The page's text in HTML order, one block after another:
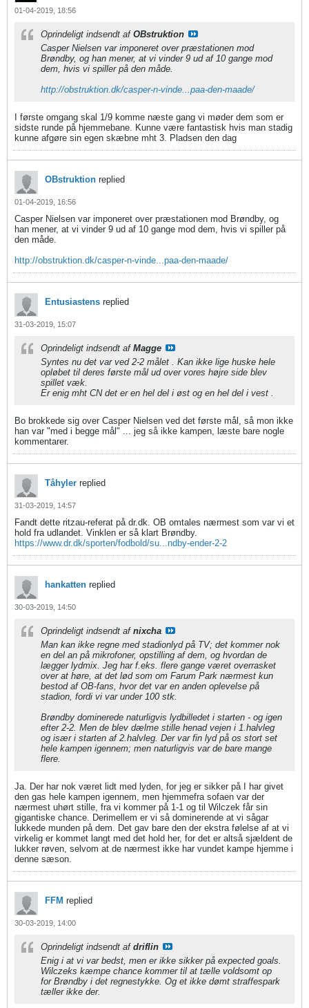
01-04-2019, 18:56
Oprindeligt indsendt af OBstruktion
Casper Nielsen var imponeret over præstationen mod
Brøndby, og han mener, at vi vinder 9 ud af 10 gange mod
dem, hvis vi spiller på den måde.
http://obstruktion.dk/casper-n-vinde...paa-den-maade/
I første omgang skal 1/9 komme næste gang vi møder dem som er
sidste runde på hjemmebane. Kunne være fantastisk hvis man stadig
kunne afgøre sin egen skæbne mht 3. Pladsen den dag
OBstruktion replied
01-04-2019, 16:56
Casper Nielsen var imponeret over præstationen mod Brøndby, og
han mener, at vi vinder 9 ud af 10 gange mod dem, hvis vi spiller på
den måde.
http://obstruktion.dk/casper-n-vinde...paa-den-maade/
Entusiastens replied
31-03-2019, 15:07
Oprindeligt indsendt af Magge
Syntes nu det var ved 2-2 målet . Kan ikke lige huske hele
opløbet til deres første mål ud over vores højre side blev
spillet væk.
Er enig mht CN det er en hel del i øst og en hel del i vest .
Bo brokkede sig over Casper Nielsen ved det første mål, så mon ikke
han var "med i begge mål" ... jeg så ikke kampen, læste bare nogle
kommentarer.
Tåhyler replied
31-03-2019, 14:57
Fandt dette ritzau-referat på dr.dk. OB omtales nærmest som var vi et
hold fra udlandet. Vinklen er så klart Brøndby.
https://www.dr.dk/sporten/fodbold/su...ndby-ender-2-2
hankatten replied
30-03-2019, 14:50
Oprindeligt indsendt af nixcha
Man kan ikke regne med stadionlyd på TV; det kommer nok
en del an på mikrofoner, opstilling af dem, og hvordan de
lægger lydmix. Jeg har f.eks. flere gange været overrasket
over at høre, at det lød som om Farum Park nærmest kun
bestod af OB-fans, hvor det var en anden oplevelse på
stadion, fordi vi var under 100 stk.
Brøndby dominerede naturligvis lydbilledet i starten - og igen
efter 2-2. Men de blev dælme stille henad vejen i 1.halvleg
og især i starten af 2.halvleg. Der var fin lyd på os stort set
hele kampen igennem; men naturligvis var de bare mange
flere.
Ja. Der har nok været lidt med lyden, for jeg er sikker på I har givet
den gas hele kampen igennem, men hjemmefra sofaen var der
nærmest uhørt stille, fra vi kommer på 1-1 og til Wilczek får sin
gigantiske chance. Derimellem er vi så dominerende at vi sågar
lukkede munden på dem. Det gav bare den der ekstra følelse af at vi
virkelig er kommet langt med det hold her, for det er altså sjældent de
lukker røven, selvom at de nærmest ikke har vundet kampe hjemme i
denne sæson.
FFM replied
30-03-2019, 14:00
Oprindeligt indsendt af driflin
Enig i at vi var bedst, men er ikke sikker på expected goals.
Wilczeks kæmpe chance kommer til at tælle voldsomt op
for Brøndby i det regnestykke. Og et ikke dømt straffespark
tæller ikke der.